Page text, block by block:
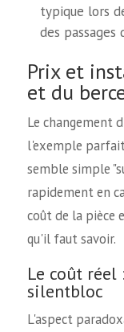
typique lors
des
Prix et
et du
Le changement
l'exemple
semble simple
rapidement en
coût de la pièce
qu'il faut savoir.
Le coût réel
silentbloc
L'aspect